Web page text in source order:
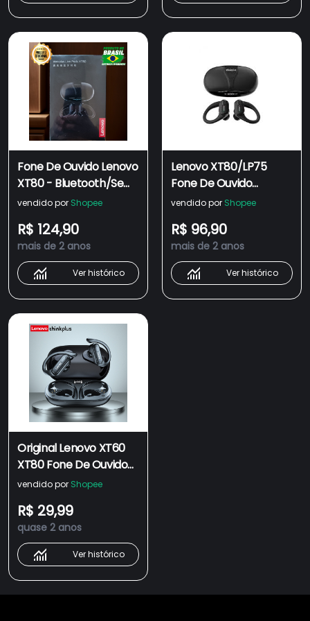
Fone De Ouvido Lenovo
XT80 - Bluetooth/Sem
Fio/Esportivo/HiFi/IPX7
vendido por Shopee
R$ 124,90
mais de 2 anos
Ver histórico
Lenovo XT80/LP75
Fone De Ouvido
Bluetooth Sem Fio
vendido por Shopee
R$ 96,90
mais de 2 anos
Ver histórico
Original Lenovo XT60
XT80 Fone De Ouvido
Esportivo Sem Fio Fone
Prova D'água HiFi Com
Cancelamento De
Ruído Microfone Para
LED Dispaly
vendido por Shopee
R$ 29,99
quase 2 anos
Ver histórico